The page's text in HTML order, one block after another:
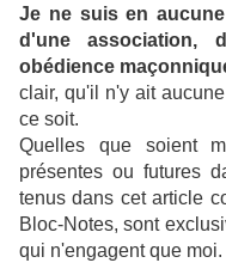
Je ne suis en
d'une association,
obédience
clair, qu'il n'y ait
ce soit.
Quelles que soient
présentes ou futures
tenus dans cet article
Bloc-Notes, sont
qui n'engagent que moi.